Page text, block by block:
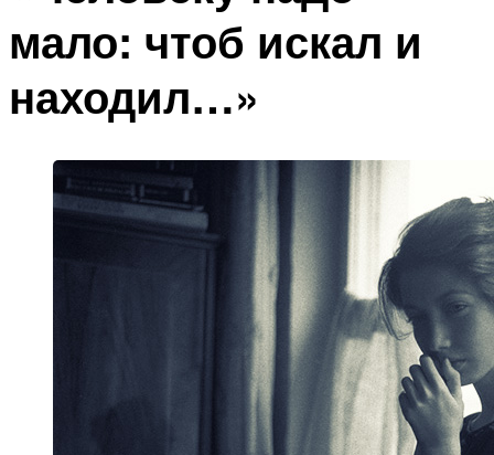
мало: чтоб искал и
находил…»